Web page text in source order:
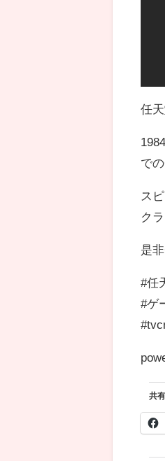
任
で
ス
ク
是
#任
#ゲ
共